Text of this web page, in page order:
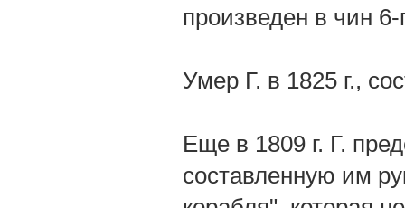
произведен в чин 6-
Умер Г. в 1825 г.,
Еще в 1809 г. Г.
составленную им